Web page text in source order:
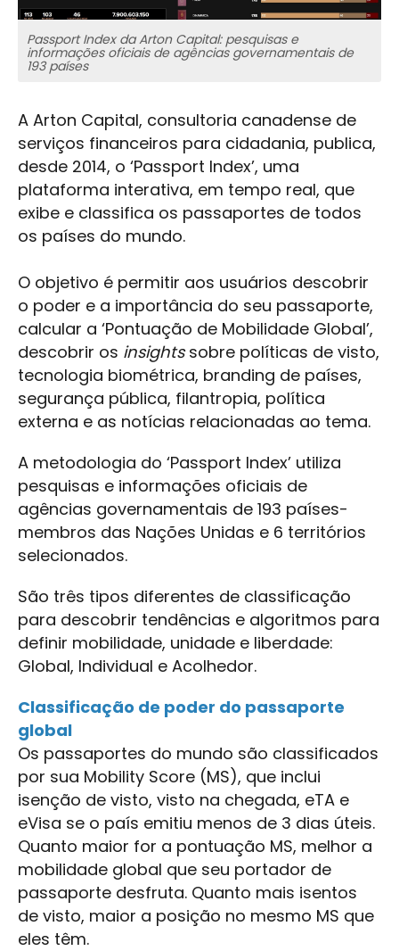
Passport Index da Arton Capital: pesquisas e
informações oficiais de agências governamentais de
193 países
A Arton Capital, consultoria canadense de
serviços financeiros para cidadania, publica,
desde 2014, o ‘Passport Index’, uma
plataforma interativa, em tempo real, que
exibe e classifica os passaportes de todos
os países do mundo.
O objetivo é permitir aos usuários descobrir
o poder e a importância do seu passaporte,
calcular a ‘Pontuação de Mobilidade Global’,
descobrir os insightssobre políticas de visto,
tecnologia biométrica, branding de países,
segurança pública, filantropia, política
externa e as notícias relacionadas ao tema.
A metodologia do ‘Passport Index’ utiliza
pesquisas e informações oficiais de
agências governamentais de 193 países-
membros das Nações Unidas e 6 territórios
selecionados.
São três tipos diferentes de classificação
para descobrir tendências e algoritmos para
definir mobilidade, unidade e liberdade:
Global, Individual e Acolhedor.
Classificação de poder do passaporte
global
Os passaportes do mundo são classificados
por sua Mobility Score (MS), que inclui
isenção de visto, visto na chegada, eTA e
eVisa se o país emitiu menos de 3 dias úteis.
Quanto maior for a pontuação MS, melhor a
mobilidade global que seu portador de
passaporte desfruta. Quanto mais isentos
de visto, maior a posição no mesmo MS que
eles têm.